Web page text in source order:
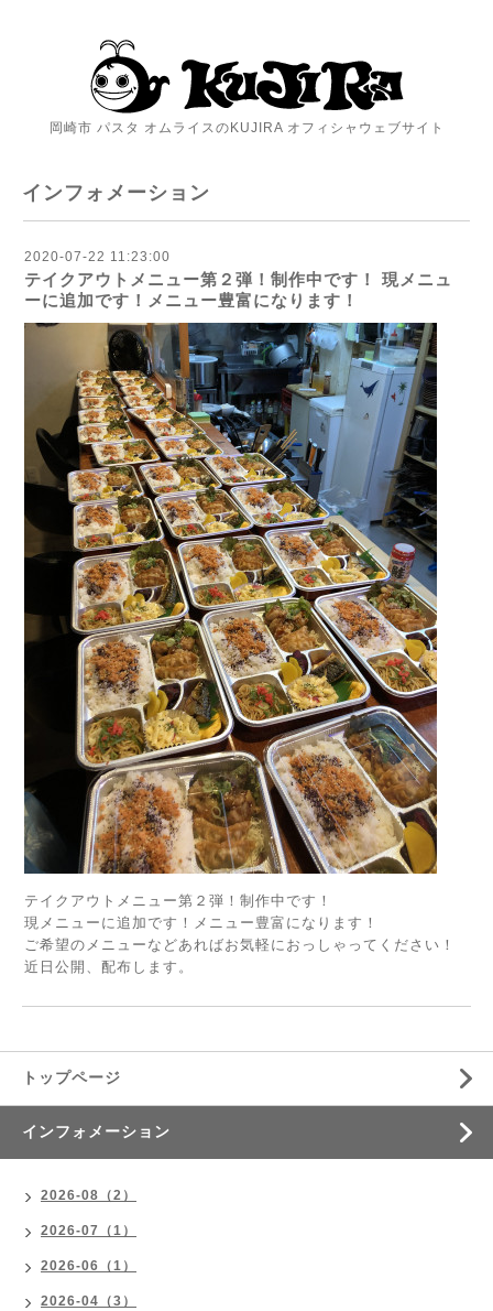
岡崎市 パスタ オムライスのKUJIRA オフィシャウェブサイト
インフォメーション
2020-07-22 11:23:00
テイクアウトメニュー第２弾！制作中です！ 現メニュ
ーに追加です！メニュー豊富になります！
テイクアウトメニュー第２弾！制作中です！
現メニューに追加です！メニュー豊富になります！
ご希望のメニューなどあればお気軽におっしゃってください！
近日公開、配布します。
トップページ
インフォメーション
2026-08（2）
2026-07（1）
2026-06（1）
2026-04（3）